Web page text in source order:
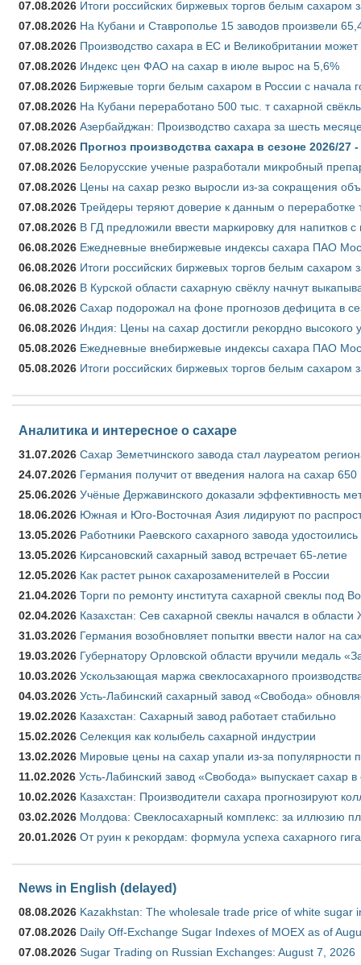
07.08.2026 Итоги российских биржевых торгов белым сахаром
07.08.2026 На Кубани и Ставрополье 15 заводов произвели
07.08.2026 Производство сахара в ЕС и Великобритании
07.08.2026 Индекс цен ФАО на сахар в июле вырос на 5,6%
07.08.2026 Биржевые торги белым сахаром в России с начала
07.08.2026 На Кубани переработано 500 тыс. т сахарной
07.08.2026 Азербайджан: Производство сахара за шесть
07.08.2026 Прогноз производства сахара в сезоне 2026/
07.08.2026 Белорусские ученые разработали микробный
07.08.2026 Цены на сахар резко выросли из-за сокращения
07.08.2026 Трейдеры теряют доверие к данным о переработке
07.08.2026 В ГД предложили ввести маркировку для напитков
06.08.2026 Ежедневные внебиржевые индексы сахара ПАО
06.08.2026 Итоги российских биржевых торгов белым сахаром
06.08.2026 В Курской области сахарную свёклу начнут
06.08.2026 Сахар подорожал на фоне прогнозов дефицита в
06.08.2026 Индия: Цены на сахар достигли рекордно высокого
05.08.2026 Ежедневные внебиржевые индексы сахара ПАО
05.08.2026 Итоги российских биржевых торгов белым сахаром
Аналитика и интересное о сахаре
31.07.2026 Сахар Земетчинского завода стал лауреатом
24.07.2026 Германия получит от введения налога на сахар
25.06.2026 Учёные Державинского доказали эффективность
18.06.2026 Южная и Юго-Восточная Азия лидируют по
13.05.2026 Работники Раевского сахарного завода удостоились
13.05.2026 Кирсановский сахарный завод встречает 65-летие
12.05.2026 Как растет рынок сахарозаменителей в России
21.04.2026 Торги по ремонту института сахарной свеклы под
02.04.2026 Казахстан: Сев сахарной свеклы начался в области
31.03.2026 Германия возобновляет попытки ввести налог на
19.03.2026 Губернатору Орловской области вручили медаль
10.03.2026 Ускользающая маржа свеклосахарного
04.03.2026 Усть-Лабинский сахарный завод «Свобода»
19.02.2026 Казахстан: Сахарный завод работает стабильно
15.02.2026 Селекция как колыбель сахарной индустрии
13.02.2026 Мировые цены на сахар упали из-за популярности
11.02.2026 Усть-Лабинский завод «Свобода» выпускает сахар в
10.02.2026 Казахстан: Производители сахара прогнозируют
03.02.2026 Молдова: Свеклосахарный комплекс: за иллюзию
20.01.2026 От руин к рекордам: формула успеха сахарного
News in English (delayed)
08.08.2026 Kazakhstan: The wholesale trade price of white sugar
07.08.2026 Daily Off-Exchange Sugar Indexes of MOEX as of
07.08.2026 Sugar Trading on Russian Exchanges: August 7, 2026